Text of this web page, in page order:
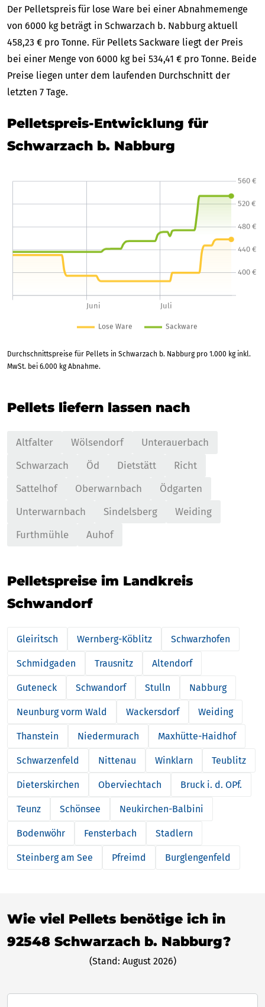
Der Pelletspreis für lose Ware bei einer Abnahmemenge
von 6000 kg beträgt in Schwarzach b. Nabburg aktuell
458,23 € pro Tonne. Für Pellets Sackware liegt der Preis
bei einer Menge von 6000 kg bei 534,41 € pro Tonne. Beide
Preise liegen unter dem laufenden Durchschnitt der
letzten 7 Tage.
Pelletspreis-Entwicklung für
Schwarzach b. Nabburg
Durchschnittspreise für Pellets in Schwarzach b. Nabburg pro 1.000 kg inkl.
MwSt. bei 6.000 kg Abnahme.
Pellets liefern lassen nach
Altfalter Wölsendorf
Unterauerbach
Schwarzach
Öd Dietstätt
Richt
Sattelhof
Oberwarnbach
Ödgarten
Unterwarnbach
Sindelsberg
Weiding
Furthmühle
Auhof
Pelletspreise im Landkreis
Schwandorf
Gleiritsch Wernberg-Köblitz Schwarzhofen
Schmidgaden Trausnitz Altendorf
Guteneck Schwandorf Stulln Nabburg
Neunburg vorm Wald Wackersdorf Weiding
Thanstein Niedermurach Maxhütte-Haidhof
Schwarzenfeld Nittenau Winklarn Teublitz
Dieterskirchen Oberviechtach Bruck i. d. OPf.
Teunz Schönsee Neukirchen-Balbini
Bodenwöhr Fensterbach Stadlern
Steinberg am See Pfreimd Burglengenfeld
Wie viel Pellets benötige ich in
92548 Schwarzach b. Nabburg?
(Stand: August 2026)